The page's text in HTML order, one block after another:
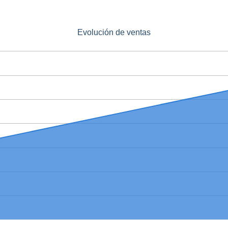
Evolución de ventas